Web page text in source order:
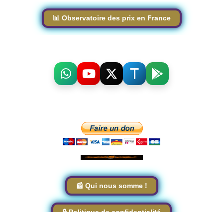
📊 Observatoire des prix en France
📰 Qui nous somme !